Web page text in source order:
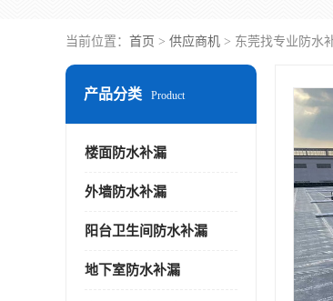
当前位置： 首页 > 供应商机 > 东莞找专业防水
产品分类 Product
楼面防水补漏
外墙防水补漏
阳台卫生间防水补漏
地下室防水补漏